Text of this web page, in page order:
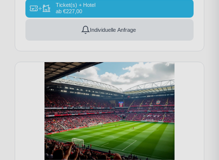
+
Ticket(s) + Hotel
ab €227,00
Individuelle Anfrage